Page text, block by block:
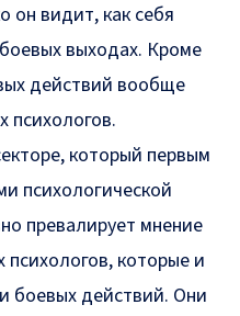
он видит, как себя
выходах. Кроме
действий вообще
психологов.
который первым
психологической
превалирует мнение
которые и
боевых действий. Они